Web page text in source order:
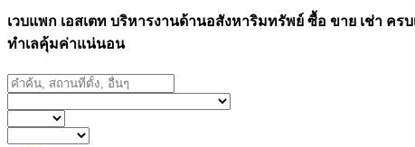
เวบแพก เอสเตท บริหารงานด้านอสังหาริมทรัพย์ ซื้อ ขาย เช่า ค
ทำเลคุ้มค่าแน่นอน